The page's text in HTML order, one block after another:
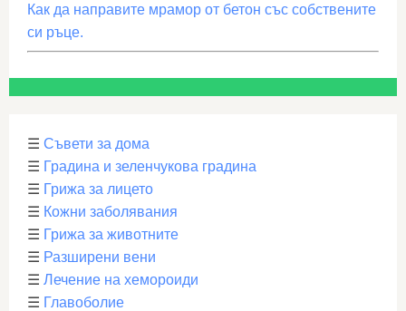
Как да направите мрамор от бетон със собствените
си ръце.
☰ Съвети за дома
☰ Градина и зеленчукова градина
☰ Грижа за лицето
☰ Кожни заболявания
☰ Грижа за животните
☰ Разширени вени
☰ Лечение на хемороиди
☰ Главоболие